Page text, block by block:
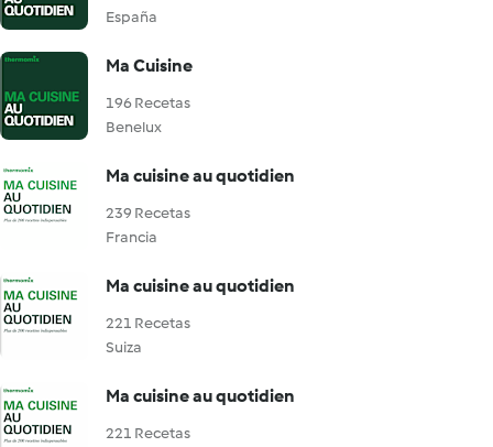
España
Ma Cuisine
196 Recetas
Benelux
Ma cuisine au quotidien
239 Recetas
Francia
Ma cuisine au quotidien
221 Recetas
Suiza
Ma cuisine au quotidien
221 Recetas